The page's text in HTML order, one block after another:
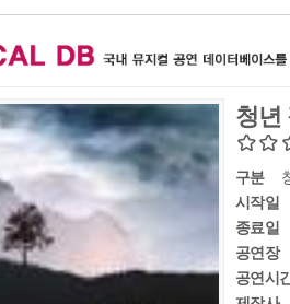
청년
구분
시작일
종료일
공연장
공연시